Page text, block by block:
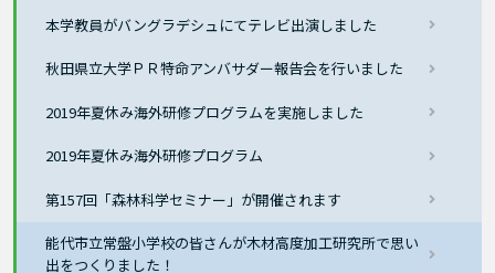
本学教員がバングラデシュにてテレビ出演しました
秋田県立大学ＰＲ特命アンバサダー報告会を行いました
2019年夏休み海外研修プログラムを実施しました
2019年夏休み海外研修プログラム
第157回「森林科学セミナー」が開催されます
能代市立常盤小学校の皆さんが木材高度加工研究所で思い
出をつくりました！